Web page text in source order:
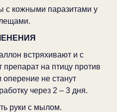
с кожными паразитами у
встряхивают и с
препарат на птицу против
оперение не станут
через 2 – 3 дня.
руки с мылом.